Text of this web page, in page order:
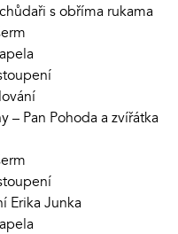
s obříma rukama
Pan Pohoda a zvířátka
Erika Junka